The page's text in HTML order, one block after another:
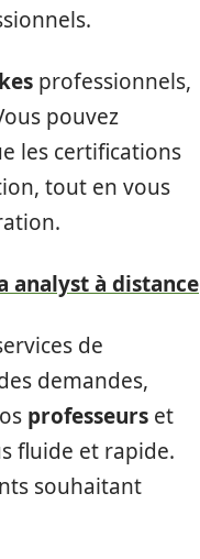
professionnels,
pouvez
les certifications
tout en vous
analyst à distance
de
demandes,
professeurs et
fluide et rapide.
souhaitant